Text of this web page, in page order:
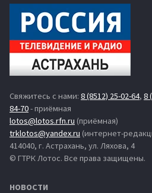
Свяжитесь с нами: 8 (8512) 25-02-64, 8
84-70- приёмная
lotos@lotos.rfn.ru (приёмная)
trklotos@yandex.ru (интернет-
414040, г. Астрахань, ул. Ляхова, 4
© ГТРК Лотос. Все права защищены.
НОВОСТИ